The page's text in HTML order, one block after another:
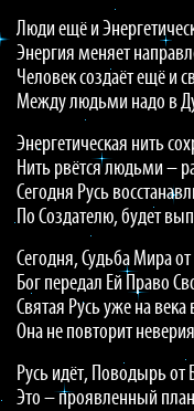
Люди ещё и
Энергия меняет
Человек создаёт ещё и
Между людьми надо в
Энергетическая нить
Нить рвётся людьми –
Сегодня Русь
По Создателю, будет
Сегодня, Судьба Мира от
Бог передал Ей Право
Святая Русь уже на века
Она не повторит
Русь идёт, Поводырь от
Это – проявленный